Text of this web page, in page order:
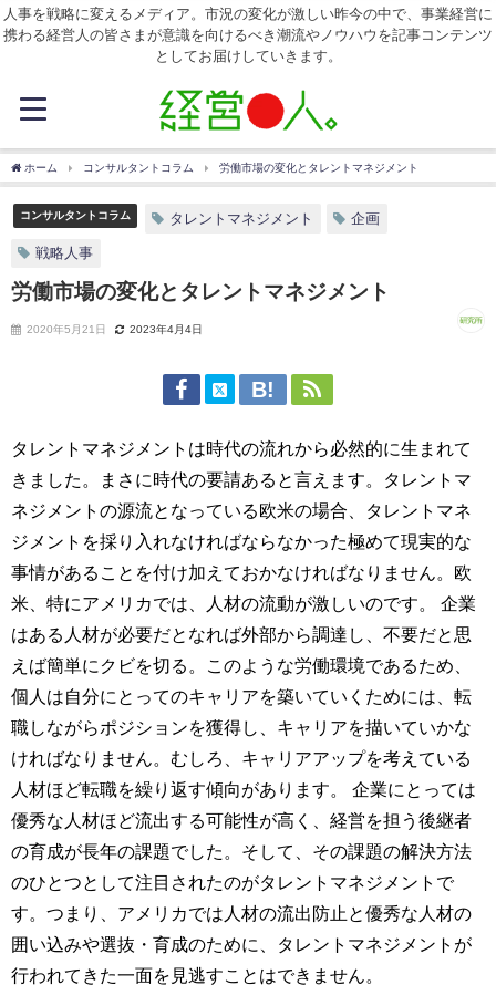
人事を戦略に変えるメディア。市況の変化が激しい昨今の中で、事業経営に
携わる経営人の皆さまが意識を向けるべき潮流やノウハウを記事コンテンツ
としてお届けしていきます。
ホーム コンサルタントコラム 労働市場の変化とタレントマネジメント
コンサルタントコラム タレントマネジメント 企画
戦略人事
労働市場の変化とタレントマネジメント
2020年5月21日 2023年4月4日
タレントマネジメントは時代の流れから必然的に生まれて
きました。まさに時代の要請あると言えます。タレントマ
ネジメントの源流となっている欧米の場合、タレントマネ
ジメントを採り入れなければならなかった極めて現実的な
事情があることを付け加えておかなければなりません。欧
米、特にアメリカでは、人材の流動が激しいのです。 企業
はある人材が必要だとなれば外部から調達し、不要だと思
えば簡単にクビを切る。このような労働環境であるため、
個人は自分にとってのキャリアを築いていくためには、転
職しながらポジションを獲得し、キャリアを描いていかな
ければなりません。むしろ、キャリアアップを考えている
人材ほど転職を繰り返す傾向があります。 企業にとっては
優秀な人材ほど流出する可能性が高く、経営を担う後継者
の育成が長年の課題でした。そして、その課題の解決方法
のひとつとして注目されたのがタレントマネジメントで
す。つまり、アメリカでは人材の流出防止と優秀な人材の
囲い込みや選抜・育成のために、タレントマネジメントが
行われてきた一面を見逃すことはできません。